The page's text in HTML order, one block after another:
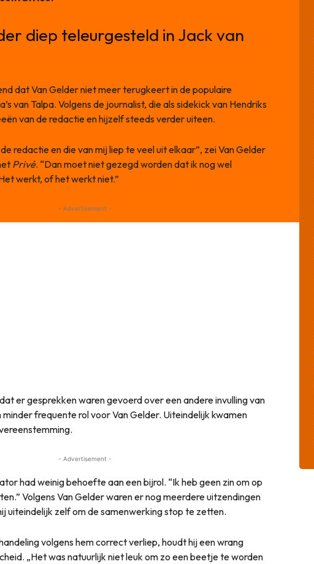
diep teleurgesteld in Jack van
dat Van Gelder niet meer terugkeert in de populaire
van Talpa. Volgens de journalist, die als sidekick van Hendriks
van de redactie en hijzelf steeds verder uiteen.
redactie en die van mij liep te veel uit elkaar”, zei Van Gelder
Privé. “Dan moet niet gezegd worden dat ik nog wel
werkt, of het werkt niet.”
- Advertisement -
er gesprekken waren gevoerd over een andere invulling van
frequente rol voor Van Gelder. Uiteindelijk kwamen
- Advertisement -
had weinig behoefte aan een bijrol. “Ik heb geen zin om op
Volgens Van Gelder waren er nog meerdere uitzendingen
uiteindelijk zelf om de samenwerking stop te zetten.
volgens hem correct verliep, houdt hij een wrang
„Het was natuurlijk niet leuk om zo een beetje te worden